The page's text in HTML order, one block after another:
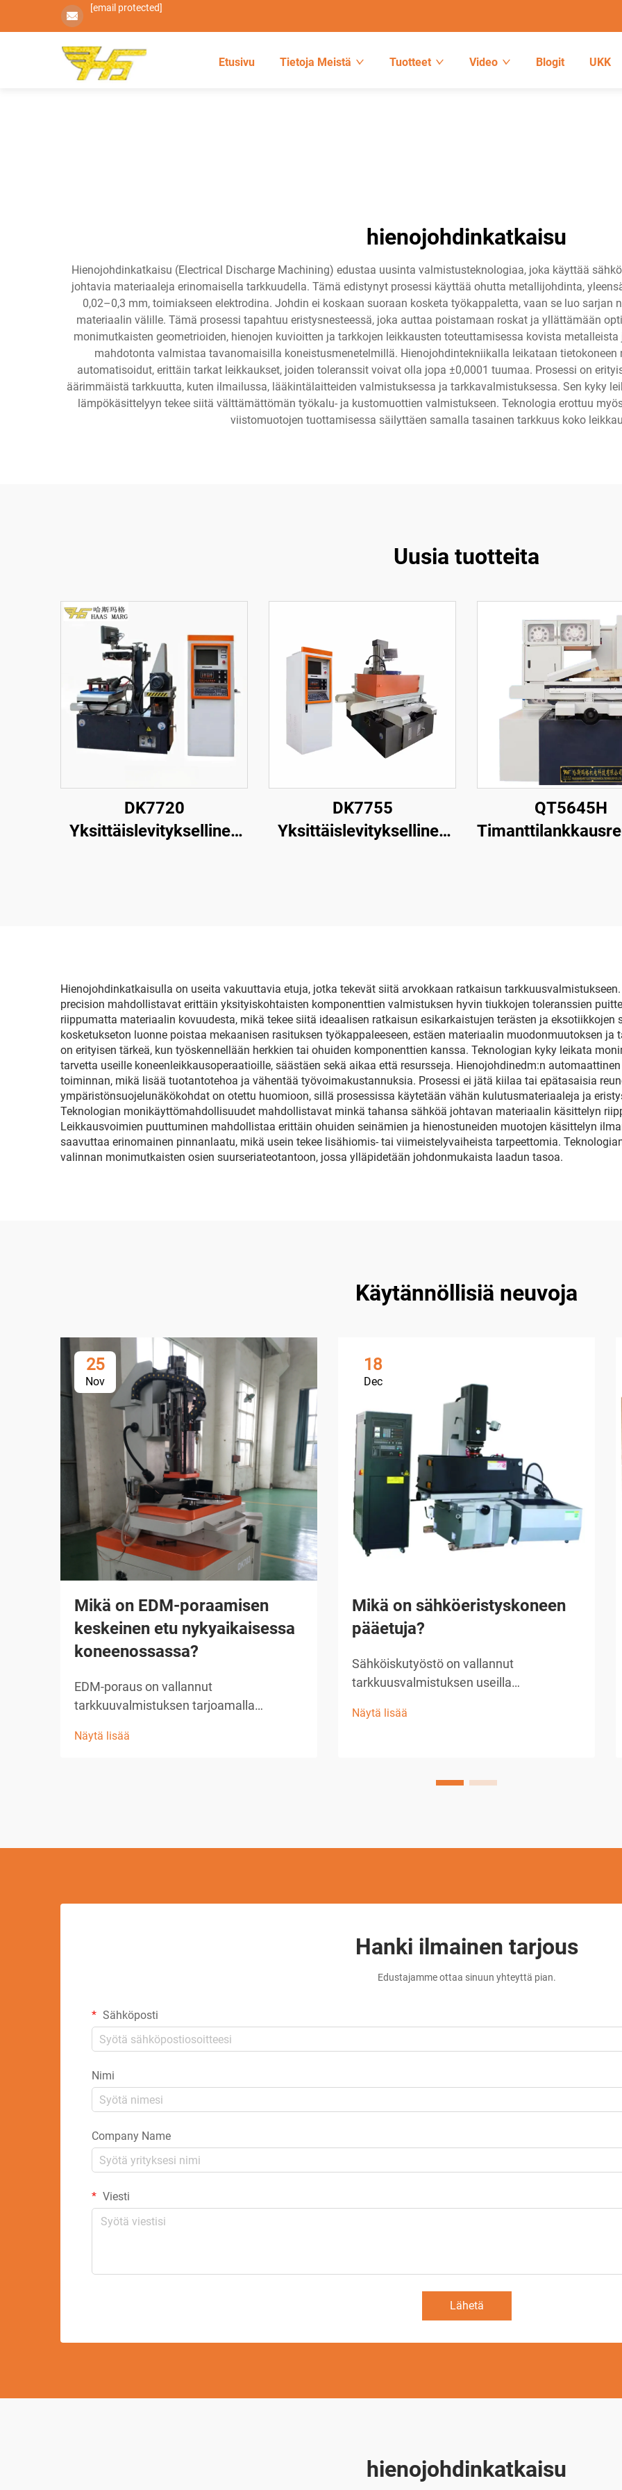
[email protected]
Etusivu Tietoja Meistä Tuotteet Video Blogit UKK
hienojohdinkatkaisu
Hienojohdinkatkaisu (Electrical Discharge Machining) edustaa uusinta valmistusteknologiaa, joka käyttää
johtavia materiaaleja erinomaisella tarkkuudella. Tämä edistynyt prosessi käyttää ohutta metallijohdinta,
0,02–0,3 mm, toimiakseen elektrodina. Johdin ei koskaan suoraan kosketa työkappaletta, vaan se luo
materiaalin välille. Tämä prosessi tapahtuu eristysnesteessä, joka auttaa poistamaan roskat ja yllättämään
monimutkaisten geometrioiden, hienojen kuvioitten ja tarkkojen leikkausten toteuttamisessa kovista
mahdotonta valmistaa tavanomaisilla koneistusmenetelmillä. Hienojohdintekniikalla leikataan tietokoneen
automatisoidut, erittäin tarkat leikkaukset, joiden toleranssit voivat olla jopa ±0,0001 tuumaa. Prosessi on
äärimmäistä tarkkuutta, kuten ilmailussa, lääkintälaitteiden valmistuksessa ja tarkkavalmistuksessa. Sen kyky
lämpökäsittelyyn tekee siitä välttämättömän työkalu- ja kustomuottien valmistukseen. Teknologia erottuu
viistomuotojen tuottamisessa säilyttäen samalla tasainen tarkkuus koko
Uusia tuotteita
DK7720
Yksittäislevityksellinen
DK7755
Yksittäislevityksellinen
QT5645H
Hienojohdinkatkaisulla on useita vakuuttavia etuja, jotka tekevät siitä arvokkaan ratkaisun
precision mahdollistavat erittäin yksityiskohtaisten komponenttien valmistuksen hyvin tiukkojen toleranssien
riippumatta materiaalin kovuudesta, mikä tekee siitä ideaalisen ratkaisun esikarkaistujen terästen ja eksotiikkojen
kosketukseton luonne poistaa mekaanisen rasituksen työkappaleeseen, estäen materiaalin muodonmuutoksen
on erityisen tärkeä, kun työskennellään herkkien tai ohuiden komponenttien kanssa. Teknologian kyky leikata
tarvetta useille koneenleikkausoperaatioille, säästäen sekä aikaa että resursseja. Hienojohdinedm:n
toiminnan, mikä lisää tuotantotehoa ja vähentää työvoimakustannuksia. Prosessi ei jätä kiilaa tai epätasaisia
ympäristönsuojelunäkökohdat on otettu huomioon, sillä prosessissa käytetään vähän kulutusmateriaaleja ja
Teknologian monikäyttömahdollisuudet mahdollistavat minkä tahansa sähköä johtavan materiaalin käsittelyn
Leikkausvoimien puuttuminen mahdollistaa erittäin ohuiden seinämien ja hienostuneiden muotojen käsittelyn
saavuttaa erinomainen pinnanlaatu, mikä usein tekee lisähiomis- tai viimeistelyvaiheista tarpeettomia.
valinnan monimutkaisten osien suurseriateotantoon, jossa ylläpidetään johdonmukaista laadun tasoa.
Käytännöllisiä neuvoja
25
Nov
Mikä on EDM-poraamisen
keskeinen etu nykyaikaisessa
koneenossassa?
EDM-poraus on vallannut
tarkkuuvalmistuksen tarjoamalla
monipuolisuutta mikroreikien ja
Näytä lisää
18
Dec
Mikä on sähköeristyskoneen
pääetuja?
Sähköiskutyöstö on vallannut
tarkkuusvalmistuksen useilla
vailla olevia mahdollisuuksia
Näytä lisää
Hanki ilmainen tarjous
Edustajamme ottaa sinuun yhteyttä pian.
Sähköposti
Nimi
Company Name
Viesti
Lähetä
hienojohdinkatkaisu